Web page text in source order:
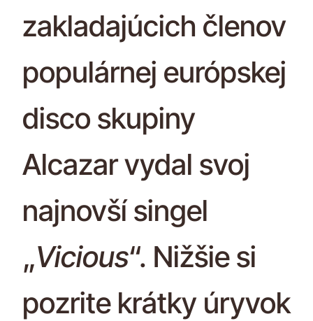
zakladajúcich členov
populárnej európskej
disco skupiny
Alcazar vydal svoj
najnovší singel
„Vicious“. Nižšie si
pozrite krátky úryvok